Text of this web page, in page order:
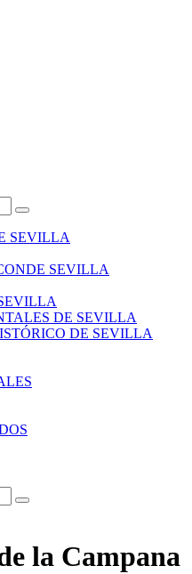
SEVILLA
SEVILLA
DE SEVILLA
DE SEVILLA
la Campana